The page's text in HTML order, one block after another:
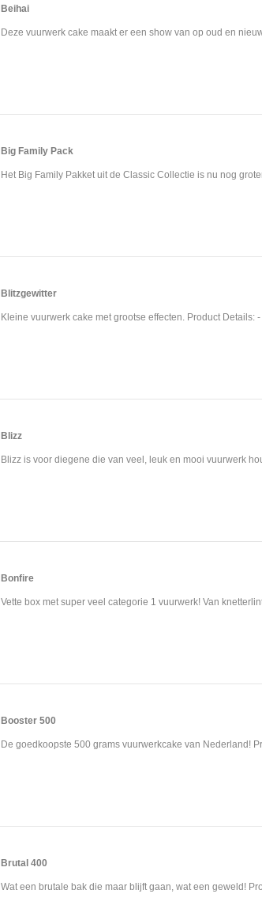
Beihai
Deze vuurwerk cake maakt er een show van op oud en
Big Family Pack
Het Big Family Pakket uit de Classic Collectie is nu nog
Blitzgewitter
Kleine vuurwerk cake met grootse effecten. Product Details:
Blizz
Blizz is voor diegene die van veel, leuk en mooi vuurwerk
Bonfire
Vette box met super veel categorie 1 vuurwerk! Van
Booster 500
De goedkoopste 500 grams vuurwerkcake van Nederland!
Brutal 400
Wat een brutale bak die maar blijft gaan, wat een geweld!